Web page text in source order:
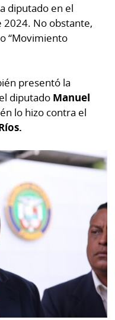
diputado en el
2024. No obstante,
“Movimiento
presentó la
diputado Manuel
lo hizo contra el